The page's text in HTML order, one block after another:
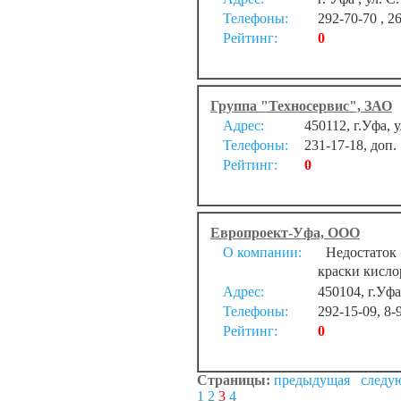
Телефоны:
292-70-70 ,
Рейтинг:
0
Группа "Техносервис", ЗАО
Адрес:
450112, г.Уфа,
Телефоны:
231-17-18, доп.
Рейтинг:
0
Европроект-Уфа, ООО
О компании:
краски
Адрес:
450104,
Телефоны:
292-15-09, 8-
Рейтинг:
0
Страницы: предыдущая
1 2 3 4